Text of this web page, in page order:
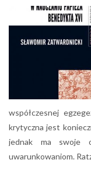
współczesnej
krytyczna jest
jednak ma swoje
uwarunkowaniom.